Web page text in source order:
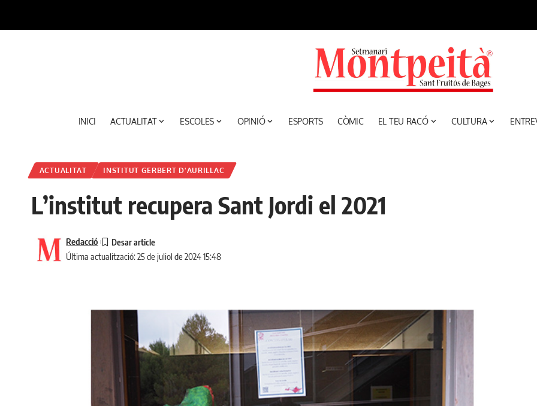
INICI ACTUALITAT ESCOLES OPINIÓ ESPORTS CÒMIC EL TEU RACÓ CULTURA
ACTUALITAT INSTITUT GERBERT D'AURILLAC
L’institut recupera Sant Jordi el 2021
Última actualització: 25 de juliol de 2024 15:48
Redacció